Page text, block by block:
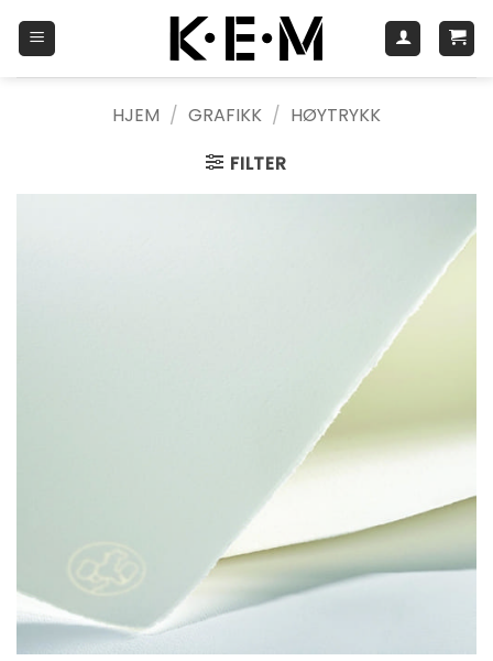
HJEM / GRAFIKK / HØYTRYKK
FILTER